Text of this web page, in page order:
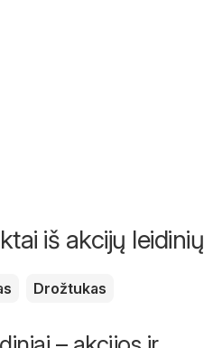
iš akcijų leidinių
Drožtukas